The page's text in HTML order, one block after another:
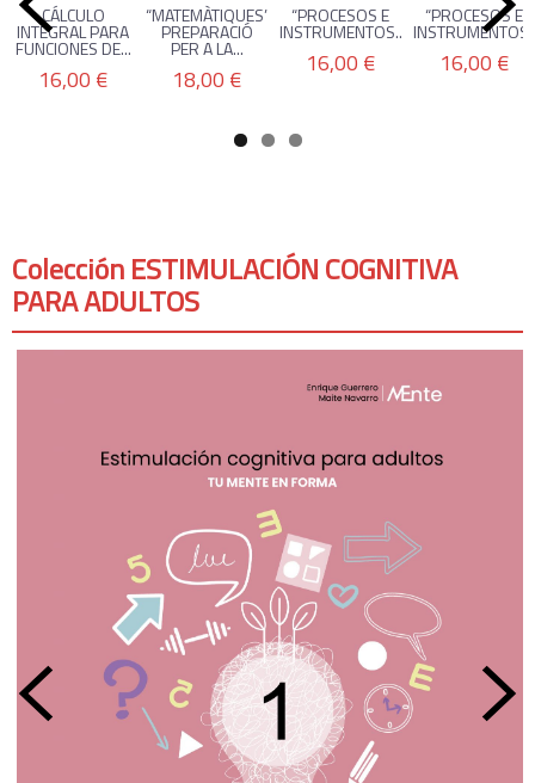
Colección ESTIMULACIÓN COGNITIVA
PARA ADULTOS
CÁLCULO
INTEGRAL PARA
FUNCIONES DE...
16,00 €
“MATEMÀTIQUES”
PREPARACIÓ
PER A LA...
18,00 €
“PROCESOS E
INSTRUMENTOS...
16,00 €
“PROCESOS E
16,00 €